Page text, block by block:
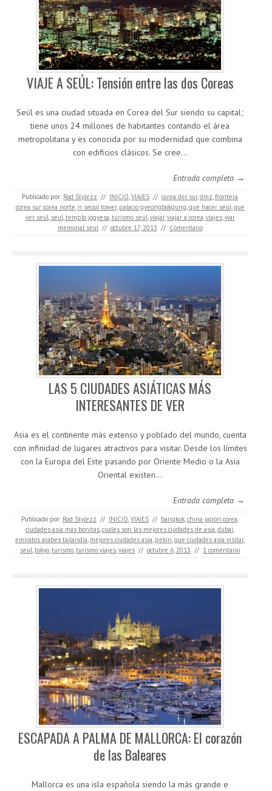
VIAJE A SEÚL: Tensión entre las dos Coreas
Seúl es una ciudad situada en Corea del Sur siendo su capital;
tiene unos 24 millones de habitantes contando el área
metropolitana y es conocida por su modernidad que combina
con edificios clásicos. Se cree…
Entrada completa →
Publicado por: Rod Stylezz // INICIO,VIAJES // corea del sur,dmz,frontera
corea sur corea norte, n seoul tower, palacio gyeongbokgung,que hacer seúl,que
ver seúl, seul,templo jogyesa,turismo seúl,viajar,viajar a corea,viajes,war
memorial seul // octubre 17, 2013 // Comentario
LAS 5 CIUDADES ASIÁTICAS MÁS
INTERESANTES DE VER
Asia es el continente más extenso y poblado del mundo, cuenta
con infinidad de lugares atractivos para visitar. Desde los límites
con la Europa del Este pasando por Oriente Medio o la Asia
Oriental existen…
Entrada completa →
Publicado por: Rod Stylezz // INICIO,VIAJES // bangkok,china japon corea,
ciudades asia mas bonitas,cuales son las mejores ciudades de asia,dubai,
emiratos arabes tailandia, mejores ciudades asia, pekin,que ciudades asia visitar,
seul,tokyo,turismo,turismo viajes,viajes // octubre 6, 2013 // 1 comentario
ESCAPADA A PALMA DE MALLORCA: El corazón
de las Baleares
Mallorca es una isla española siendo la más grande e